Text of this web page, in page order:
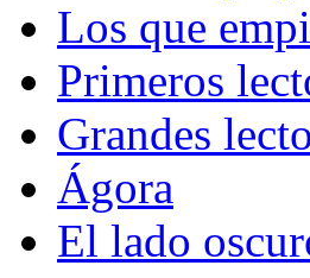
Los que
Primeros
Grandes
Ágora
El lado